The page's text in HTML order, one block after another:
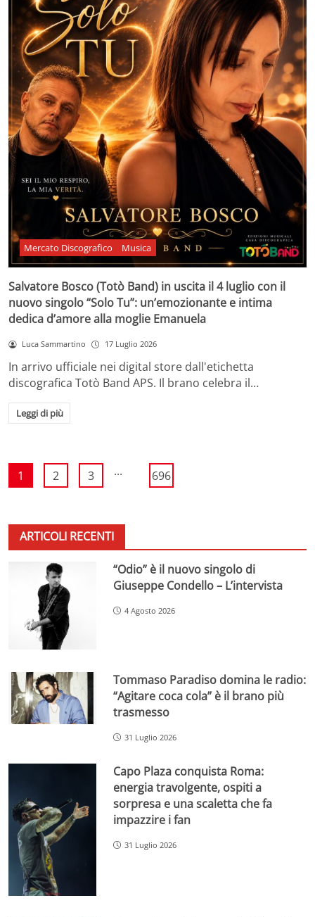
Mercato Discografico Musica
Salvatore Bosco (Totò Band) in uscita il 4 luglio con il
nuovo singolo “Solo Tu”: un’emozionante e intima
dedica d’amore alla moglie Emanuela
Luca Sammartino 17 Luglio 2026
In arrivo ufficiale nei digital store dall'etichetta
discografica Totò Band APS. Il brano celebra il…
Leggi di più
1 2 3 ... 696
ARTICOLI RECENTI
“Odio” è il nuovo singolo di
Giuseppe Condello – L’intervista
4 Agosto 2026
Tommaso Paradiso domina le radio:
“Agitare coca cola” è il brano più
trasmesso
31 Luglio 2026
Capo Plaza conquista Roma:
energia travolgente, ospiti a
sorpresa e una scaletta che fa
impazzire i fan
31 Luglio 2026